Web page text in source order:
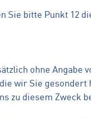
Sie bitte Punkt 12
ohne
wir Sie
zu diesem Zweck